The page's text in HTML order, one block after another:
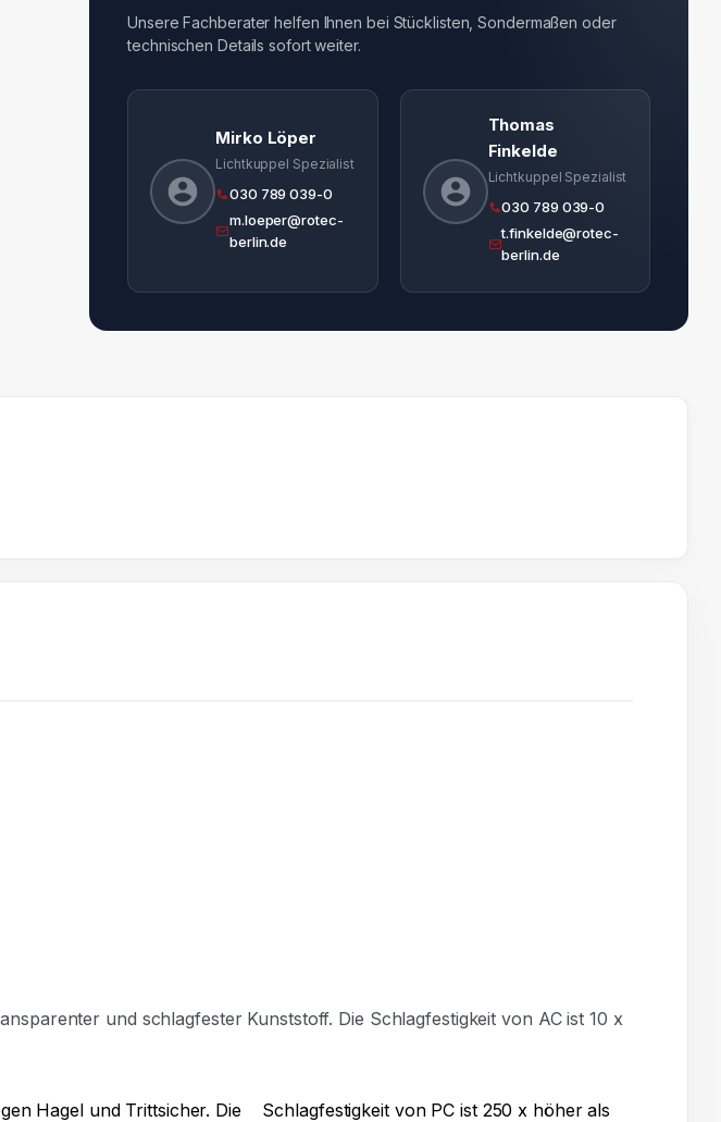
Unsere Fachberater helfen Ihnen bei Stücklisten, Sondermaßen oder
technischen Details sofort weiter.
Mirko Löper
Lichtkuppel Spezialist
030 789 039-0
m.loeper@rotec-
berlin.de
Thomas
Finkelde
Lichtkuppel Spezialist
030 789 039-0
t.finkelde@rotec-
berlin.de
und schlagfester Kunststoff. Die Schlagfestigkeit von AC ist 10 x
Hagel und Trittsicher. Die Schlagfestigkeit von PC ist 250 x höher als